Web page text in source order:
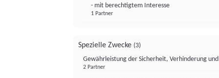
- mit berechtigtem Interesse
1 Partner
Spezielle Zwecke (3)
Gewährleistung der Sicherheit, Verhinderung
2 Partner